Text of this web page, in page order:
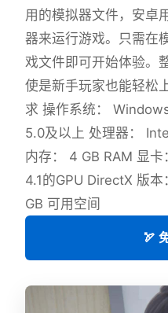
用的模拟器文件，安卓
器来运行游戏。只需在
戏文件即可开始体验。
使是新手玩家也能轻松
求 操作系统：
5.0及以上 处理器：
内存： 4 GB RAM 显
4.1的GPU DirectX 版
GB 可用空间
🏹